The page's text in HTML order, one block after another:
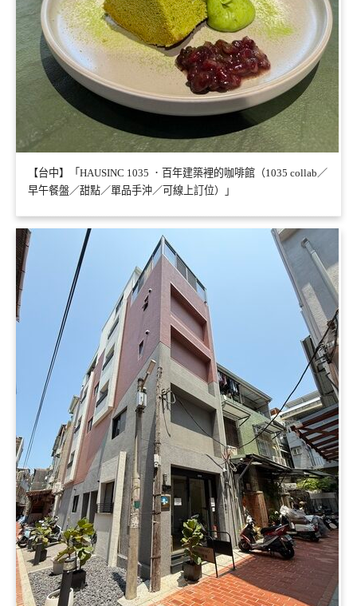
【台中】「HAUSINC 1035 ．百年建築裡的咖啡館（1035 collab／
早午餐盤／甜點／單品手沖／可線上訂位）」